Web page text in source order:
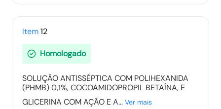
Item12
Homologado
SOLUÇÃO ANTISSÉPTICA COM POLIHEXANIDA
(PHMB) 0,1%, COCOAMIDOPROPIL BETAÍNA, E
GLICERINA COM AÇÃO E A... Ver mais